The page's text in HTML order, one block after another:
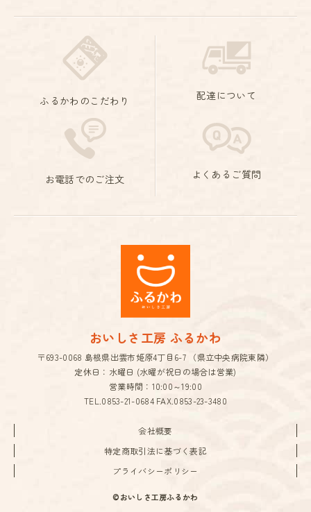
ふるかわのこだわり 配達について
お電話でのご注文 よくあるご質問
おいしさ工房 ふるかわ
〒693-0068 島根県出雲市姫原4丁目6-7 （県立中央病院東隣）
定休日：水曜日 (水曜が祝日の場合は営業)
営業時間：10:00～19:00
TEL.0853-21-0684FAX.0853-23-3480
会社概要
特定商取引法に基づく表記
プライバシーポリシー
©おいしさ工房ふるかわ